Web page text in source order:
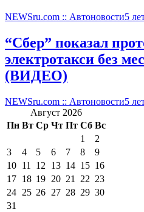
NEWSru.com :: Автоновости5
“Сбер” показал
электротакси без
(ВИДЕО)
NEWSru.com :: Автоновости5
Август 2026
Пн Вт Ср Чт Пт Сб Вс
1
2
3
4 5 6 7 8
9
10 11 12 13 14 15 16
17 18 19 20 21 22 23
24 25 26 27 28 29 30
31